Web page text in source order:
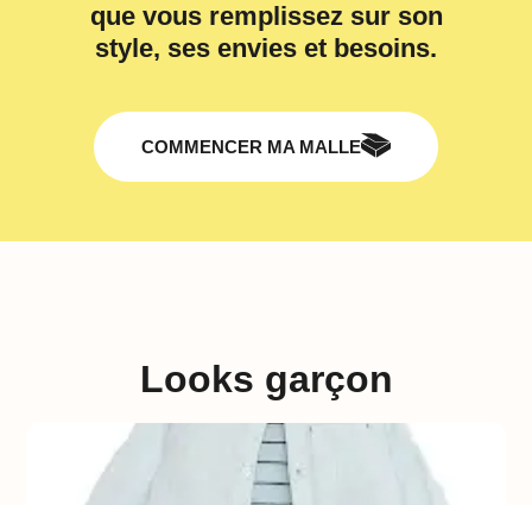
que vous remplissez sur son
style, ses envies et besoins.
COMMENCER MA MALLE
Looks garçon